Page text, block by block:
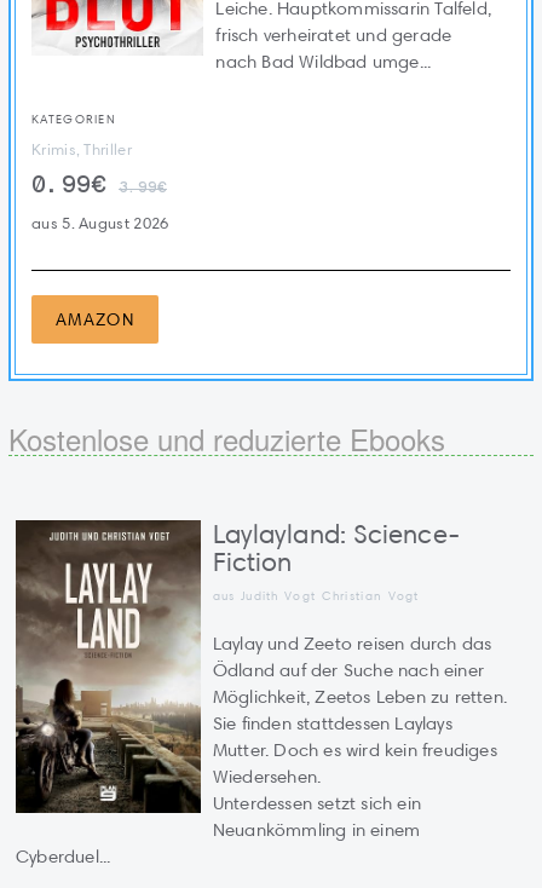
Leiche. Hauptkommissarin Talfeld,
frisch verheiratet und gerade
nach Bad Wildbad umge...
KATEGORIEN
Krimis, Thriller
0.99€ 3.99€
aus 5. August 2026
AMAZON
Kostenlose und reduzierte Ebooks
Laylayland: Science-
Fiction
aus Judith Vogt Christian Vogt
Laylay und Zeeto reisen durch das
Ödland auf der Suche nach einer
Möglichkeit, Zeetos Leben zu retten.
Sie finden stattdessen Laylays
Mutter. Doch es wird kein freudiges
Wiedersehen.
Unterdessen setzt sich ein
Neuankömmling in einem
Cyberduel...